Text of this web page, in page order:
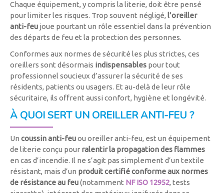
Chaque équipement, y compris la literie, doit être pensé
pour limiter les risques. Trop souvent négligé, l’oreiller
anti-feu joue pourtant un rôle essentiel dans la prévention
des départs de feu et la protection des personnes.
Conformes aux normes de sécurité les plus strictes, ces
oreillers sont désormais indispensables pour tout
professionnel soucieux d’assurer la sécurité de ses
résidents, patients ou usagers. Et au-delà de leur rôle
sécuritaire, ils offrent aussi confort, hygiène et longévité.
À QUOI SERT UN OREILLER ANTI-FEU ?
Un coussin anti-feuou oreiller anti-feu, est un équipement
de literie conçu pour ralentir la propagation des flammes
en cas d’incendie. Il ne s’agit pas simplement d’un textile
résistant, mais d’un produit certifié conforme aux normes
de résistance au feu(notamment NF ISO 12952, tests